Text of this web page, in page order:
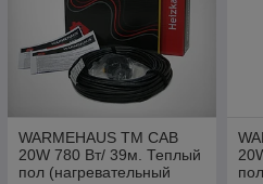
WARMEHAUS TM CAB
20W 780 Вт/ 39м. Теплый
пол (нагревательный